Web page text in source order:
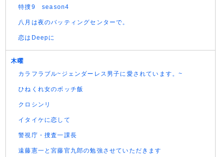
特捜9 season4
八月は夜のバッティングセンターで。
恋はDeepに
木曜
カラフラブル~ジェンダーレス男子に愛されています。~
ひねくれ女のボッチ飯
クロシンリ
イタイケに恋して
警視庁・捜査一課長
遠藤憲一と宮藤官九郎の勉強させていただきます